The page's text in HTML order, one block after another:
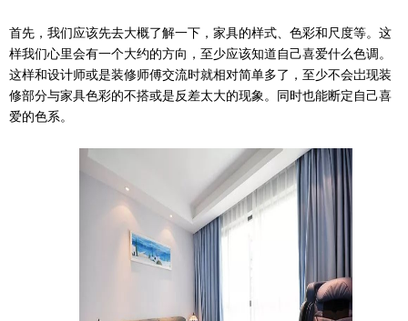
首先，我们应该先去大概了解一下，家具的样式、色彩和尺度等。这
样我们心里会有一个大约的方向，至少应该知道自己喜爱什么色调。
这样和设计师或是装修师傅交流时就相对简单多了，至少不会岀现装
修部分与家具色彩的不搭或是反差太大的现象。同时也能断定自己喜
爱的色系。